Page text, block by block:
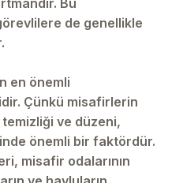
Bu
de genellikle
en önemli
Çünkü misafirlerin
ve düzeni,
önemli bir faktördür.
misafir odalarının